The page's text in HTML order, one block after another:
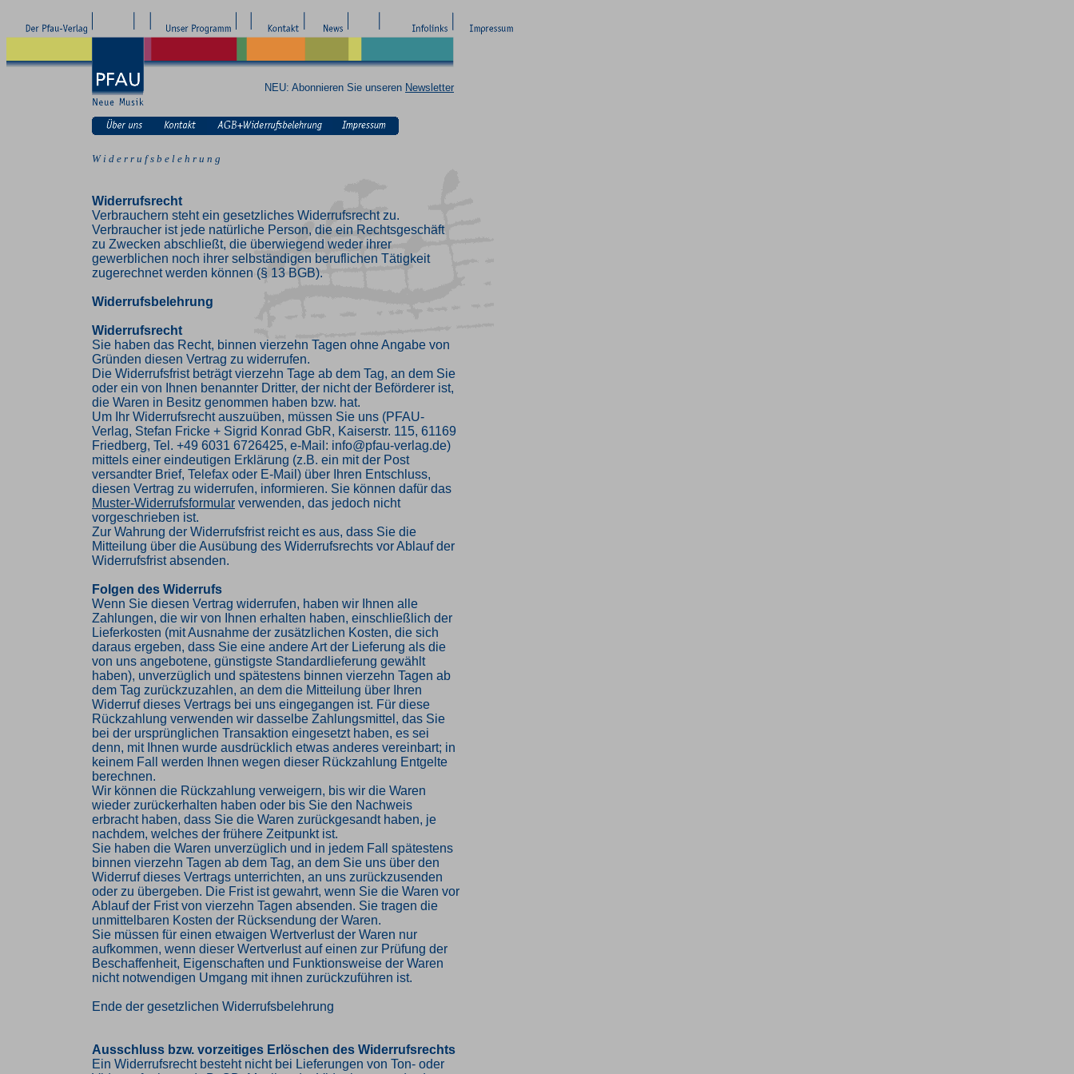
NEU: Abonnieren Sie unseren Newsletter
W i d e r r u f s b e l e h r u n g
Widerrufsrecht
Verbrauchern steht ein gesetzliches Widerrufsrecht zu.
Verbraucher ist jede natürliche Person, die ein Rechtsgeschäft
zu Zwecken abschließt, die überwiegend weder ihrer
gewerblichen noch ihrer selbständigen beruflichen Tätigkeit
zugerechnet werden können (§ 13 BGB).
Widerrufsbelehrung
Widerrufsrecht
Sie haben das Recht, binnen vierzehn Tagen ohne Angabe von
Gründen diesen Vertrag zu widerrufen.
Die Widerrufsfrist beträgt vierzehn Tage ab dem Tag, an dem Sie
oder ein von Ihnen benannter Dritter, der nicht der Beförderer ist,
die Waren in Besitz genommen haben bzw. hat.
Um Ihr Widerrufsrecht auszuüben, müssen Sie uns (PFAU-
Verlag, Stefan Fricke + Sigrid Konrad GbR, Kaiserstr. 115, 61169
Friedberg, Tel. +49 6031 6726425, e-Mail: info@pfau-verlag.de)
mittels einer eindeutigen Erklärung (z.B. ein mit der Post
versandter Brief, Telefax oder E-Mail) über Ihren Entschluss,
diesen Vertrag zu widerrufen, informieren. Sie können dafür das
Muster-Widerrufsformular verwenden, das jedoch nicht
vorgeschrieben ist.
Zur Wahrung der Widerrufsfrist reicht es aus, dass Sie die
Mitteilung über die Ausübung des Widerrufsrechts vor Ablauf der
Widerrufsfrist absenden.
Folgen des Widerrufs
Wenn Sie diesen Vertrag widerrufen, haben wir Ihnen alle
Zahlungen, die wir von Ihnen erhalten haben, einschließlich der
Lieferkosten (mit Ausnahme der zusätzlichen Kosten, die sich
daraus ergeben, dass Sie eine andere Art der Lieferung als die
von uns angebotene, günstigste Standardlieferung gewählt
haben), unverzüglich und spätestens binnen vierzehn Tagen ab
dem Tag zurückzuzahlen, an dem die Mitteilung über Ihren
Widerruf dieses Vertrags bei uns eingegangen ist. Für diese
Rückzahlung verwenden wir dasselbe Zahlungsmittel, das Sie
bei der ursprünglichen Transaktion eingesetzt haben, es sei
denn, mit Ihnen wurde ausdrücklich etwas anderes vereinbart; in
keinem Fall werden Ihnen wegen dieser Rückzahlung Entgelte
berechnen.
Wir können die Rückzahlung verweigern, bis wir die Waren
wieder zurückerhalten haben oder bis Sie den Nachweis
erbracht haben, dass Sie die Waren zurückgesandt haben, je
nachdem, welches der frühere Zeitpunkt ist.
Sie haben die Waren unverzüglich und in jedem Fall spätestens
binnen vierzehn Tagen ab dem Tag, an dem Sie uns über den
Widerruf dieses Vertrags unterrichten, an uns zurückzusenden
oder zu übergeben. Die Frist ist gewahrt, wenn Sie die Waren vor
Ablauf der Frist von vierzehn Tagen absenden. Sie tragen die
unmittelbaren Kosten der Rücksendung der Waren.
Sie müssen für einen etwaigen Wertverlust der Waren nur
aufkommen, wenn dieser Wertverlust auf einen zur Prüfung der
Beschaffenheit, Eigenschaften und Funktionsweise der Waren
nicht notwendigen Umgang mit ihnen zurückzuführen ist.
Ende der gesetzlichen Widerrufsbelehrung
Ausschluss bzw. vorzeitiges Erlöschen des Widerrufsrechts
Ein Widerrufsrecht besteht nicht bei Lieferungen von Ton- oder